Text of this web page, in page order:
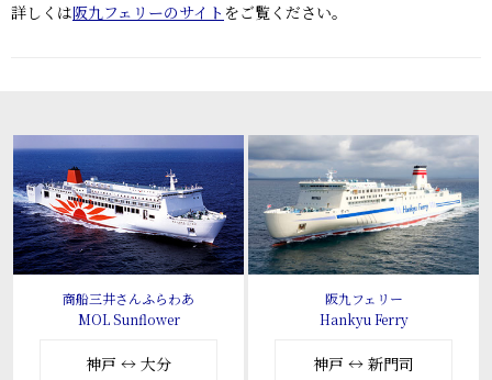
詳しくは阪九フェリーのサイト をご覧ください。
商船三井さんふらわあ
MOL Sunflower
神戸 ↔ 大分
阪九フェリー
Hankyu Ferry
神戸 ↔ 新門司